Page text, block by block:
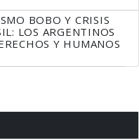
BOBO Y CRISIS
LOS ARGENTINOS
Y HUMANOS